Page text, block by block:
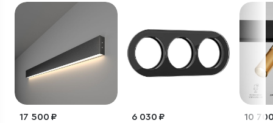
17 500 ₽ 6 030 ₽ 10